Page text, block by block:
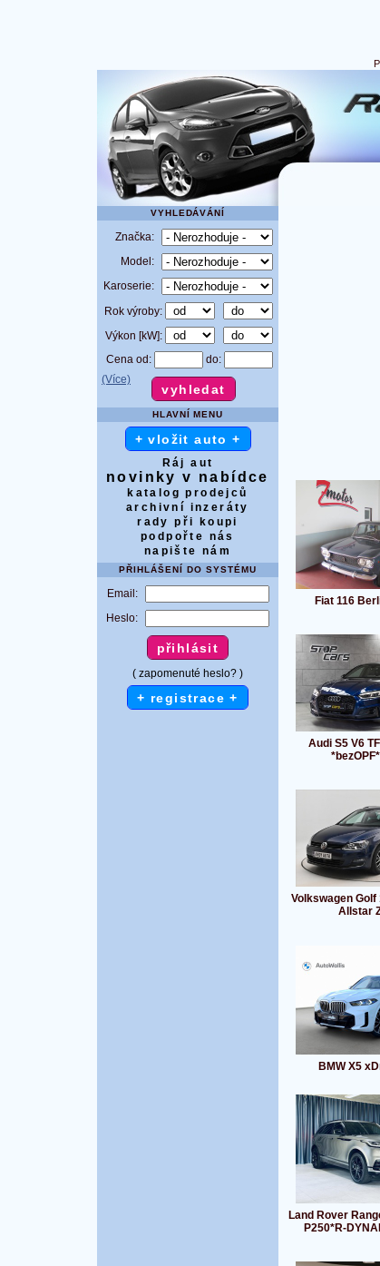
VYHLEDÁVÁNÍ
Značka:
Model:
Karoserie:
Rok výroby:
Výkon [kW]:
Cena od:
do:
(Více)
HLAVNÍ MENU
+ vložit auto +
Ráj aut
novinky v nabídce
katalog prodejců
archivní inzeráty
rady při koupi
podpořte nás
napište nám
PŘIHLÁŠENÍ DO SYSTÉMU
Email:
Heslo:
( zapomenuté heslo? )
+ registrace +
Fiat 116
Audi S5 V6
Volkswagen Golf
Allstar
BMW X5
Land Rover
P250*R-